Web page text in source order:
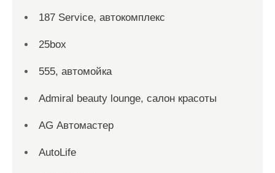
187 Service, автокомплекс
25box
555, автомойка
Admiral beauty lounge, салон красоты
AG Автомастер
AutoLife